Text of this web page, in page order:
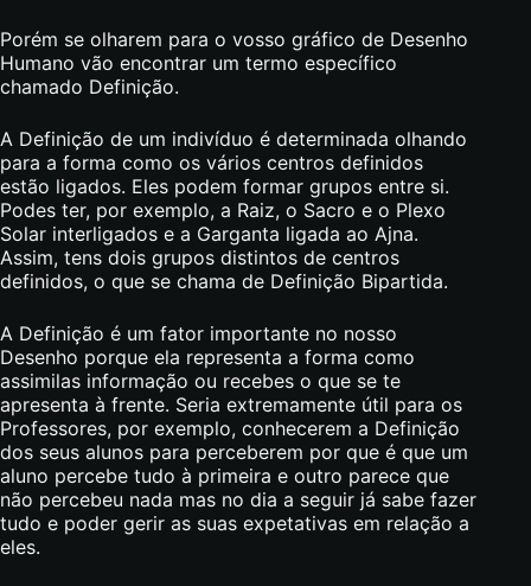
Porém se olharem para o vosso gráfico de Desenho
Humano vão encontrar um termo específico
chamado Definição.
A Definição de um indivíduo é determinada olhando
para a forma como os vários centros definidos
estão ligados. Eles podem formar grupos entre si.
Podes ter, por exemplo, a Raiz, o Sacro e o Plexo
Solar interligados e a Garganta ligada ao Ajna.
Assim, tens dois grupos distintos de centros
definidos, o que se chama de Definição Bipartida.
A Definição é um fator importante no nosso
Desenho porque ela representa a forma como
assimilas informação ou recebes o que se te
apresenta à frente. Seria extremamente útil para os
Professores, por exemplo, conhecerem a Definição
dos seus alunos para perceberem por que é que um
aluno percebe tudo à primeira e outro parece que
não percebeu nada mas no dia a seguir já sabe fazer
tudo e poder gerir as suas expetativas em relação a
eles.